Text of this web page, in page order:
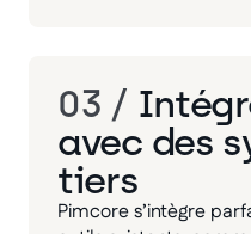
03 /
avec des
tiers
Pimcore s’intègre